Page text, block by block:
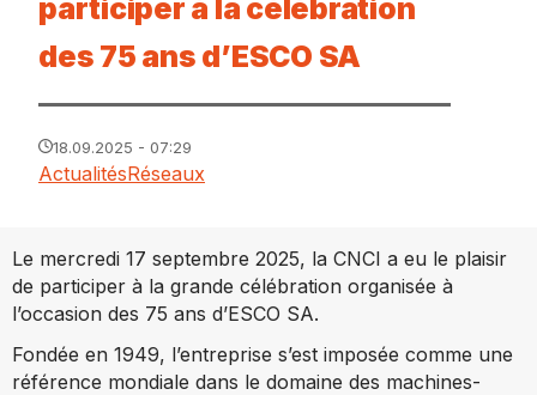
participer à la célébration
des 75 ans d’ESCO SA
18.09.2025 - 07:29
ActualitésRéseaux
Le mercredi 17 septembre 2025, la CNCI a eu le plaisir
de participer à la grande célébration organisée à
l’occasion des 75 ans d’ESCO SA.
Fondée en 1949, l’entreprise s’est imposée comme une
référence mondiale dans le domaine des machines-